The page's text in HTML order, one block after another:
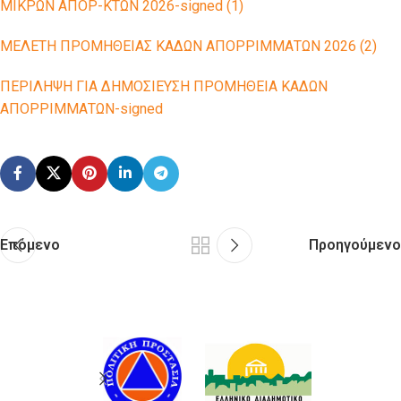
ΜΙΚΡΩΝ ΑΠΟΡ-ΚΤΩΝ 2026-signed (1)
ΜΕΛΕΤΗ ΠΡΟΜΗΘΕΙΑΣ ΚΑΔΩΝ ΑΠΟΡΡΙΜΜΑΤΩΝ 2026 (2)
ΠΕΡΙΛΗΨΗ ΓΙΑ ΔΗΜΟΣΙΕΥΣΗ ΠΡΟΜΗΘΕΙΑ ΚΑΔΩΝ
ΑΠΟΡΡΙΜΜΑΤΩΝ-signed
Επόμενο Προηγούμενο